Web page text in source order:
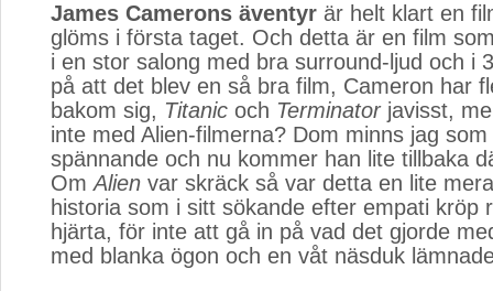
James Camerons äventyr är helt klart en
glöms i första taget. Och detta är en film
i en stor salong med bra surround-ljud och i
på att det blev en så bra film, Cameron har
bakom sig, Titanic och Terminatorjavisst,
inte med Alien-filmerna? Dom minns jag
spännande och nu kommer han lite tillbaka
Om Alien var skräck så var detta en lite
historia som i sitt sökande efter empati kröp
hjärta, för inte att gå in på vad det gjorde
med blanka ögon och en våt näsduk